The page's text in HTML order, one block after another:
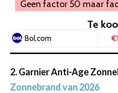
Geen factor 50 maar
Te
Bol.com
2. Garnier Anti-Age
Zonnebrand van 2026